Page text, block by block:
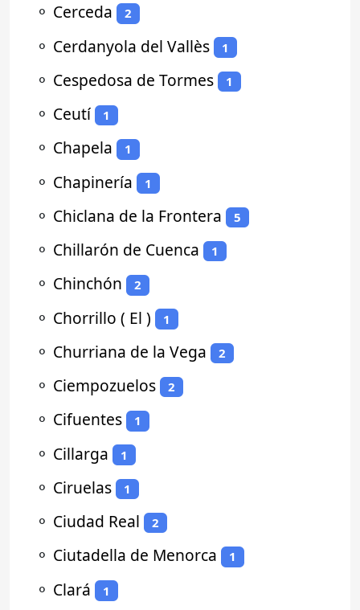
⚬ Cerceda 2
⚬ Cerdanyola del Vallès 1
⚬ Cespedosa de Tormes 1
⚬ Ceutí 1
⚬ Chapela 1
⚬ Chapinería 1
⚬ Chiclana de la Frontera 5
⚬ Chillarón de Cuenca 1
⚬ Chinchón 2
⚬ Chorrillo ( El ) 1
⚬ Churriana de la Vega 2
⚬ Ciempozuelos 2
⚬ Cifuentes 1
⚬ Cillarga 1
⚬ Ciruelas 1
⚬ Ciudad Real 2
⚬ Ciutadella de Menorca 1
⚬ Clará 1